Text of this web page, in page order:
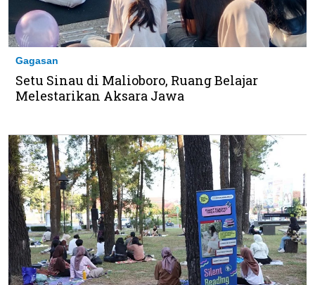
Gagasan
Setu Sinau di Malioboro, Ruang Belajar
Melestarikan Aksara Jawa